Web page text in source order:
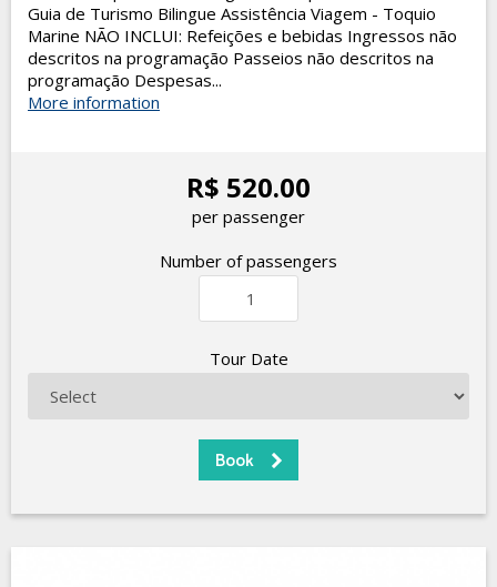
Guia de Turismo Bilingue Assistência Viagem - Toquio
Marine NÃO INCLUI: Refeições e bebidas Ingressos não
descritos na programação Passeios não descritos na
programação Despesas...
More information
R$ 520.00
per passenger
Number of passengers
Tour Date